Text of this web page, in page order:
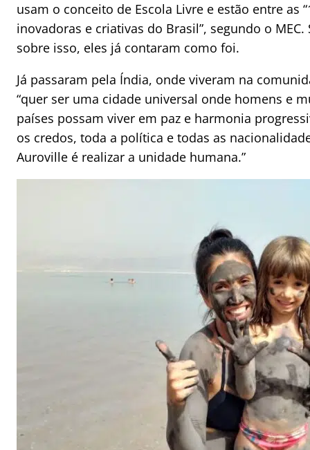
usam o conceito de Escola Livre e estão entre as
inovadoras e criativas do Brasil”, segundo o
sobre isso, eles já contaram como foi.
Já passaram pela Índia, onde viveram na
“quer ser uma cidade universal onde homens e
países possam viver em paz e harmonia
os credos, toda a política e todas as
Auroville é realizar a unidade humana.”